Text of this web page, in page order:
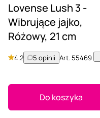
Lovense Lush 3 -
Wibrujące jajko,
Różowy, 21 cm
4.2 5 opinii Art. 55469
Do koszyka